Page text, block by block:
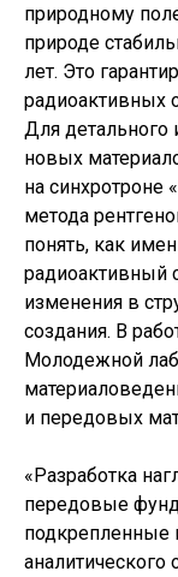
природному
природе
лет. Это
радиоактивных
Для детального
новых
на
метода
понять, как
радиоактивный
изменения в
создания. В
Молодежной
и передовых
«Разработка
передовые
подкрепленные
аналитического